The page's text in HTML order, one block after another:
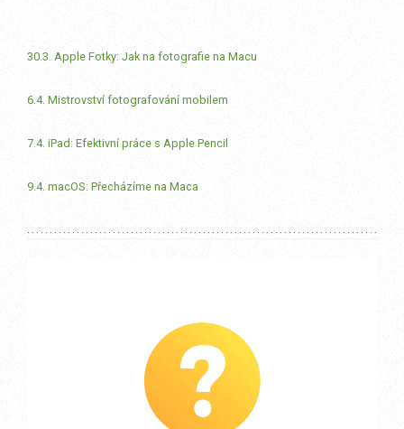
30.3. Apple Fotky: Jak na fotografie na Macu
6.4. Mistrovství fotografování mobilem
7.4. iPad: Efektivní práce s Apple Pencil
9.4. macOS: Přecházíme na Maca